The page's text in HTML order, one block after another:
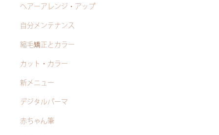
ヘアーアレンジ・アップ
自分メンテナンス
縮毛矯正とカラー
カット・カラー
新メニュー
デジタルパーマ
赤ちゃん筆